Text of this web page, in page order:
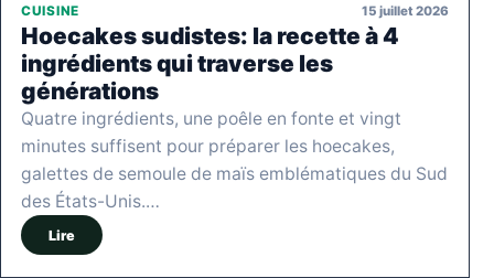
CUISINE 15 juillet 2026
Hoecakes sudistes: la recette à 4
ingrédients qui traverse les
générations
Quatre ingrédients, une poêle en fonte et vingt
minutes suffisent pour préparer les hoecakes,
galettes de semoule de maïs emblématiques du Sud
des États-Unis.…
Lire